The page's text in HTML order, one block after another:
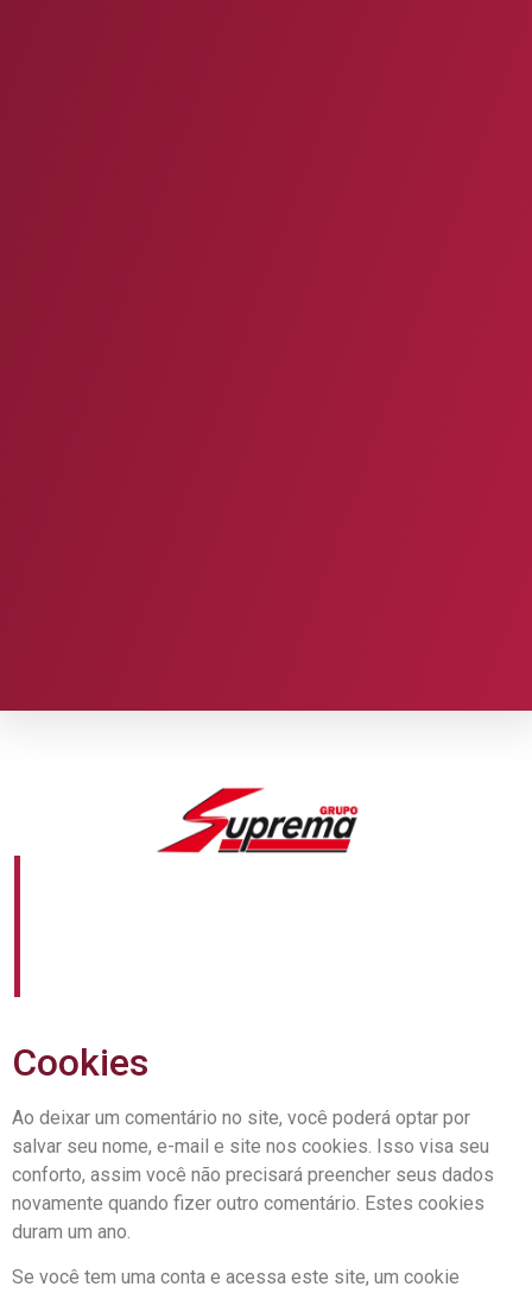
Cookies
Ao deixar um comentário no site, você poderá optar por
salvar seu nome, e-mail e site nos cookies. Isso visa seu
conforto, assim você não precisará preencher seus dados
novamente quando fizer outro comentário. Estes cookies
duram um ano.
Se você tem uma conta e acessa este site, um cookie